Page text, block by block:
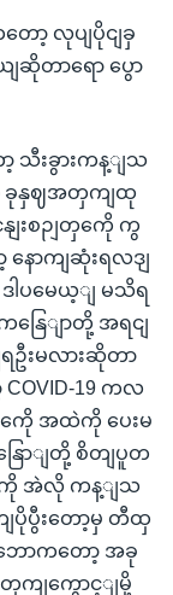
ော့ လုပျပိုငျခှ
တာရော ပွော
ာ့ သီးခွားကန့ျသ
ခုနှဈအတှကျထု
းစဉျတှကေို ကွ
ောကျဆုံးရလဒျ
ါပမေယ့ျ မသိရ
နြေျာတို့ အရငျ
ဦးမလားဆိုတာ
19 ကလ
ေို အထဲကို ပေးမ
ောျတို့ စိတျပူတ
ကေို အဲလို ကန့ျသ
ျပိုပွီးတော့မှ တီထှ
ဘောကတော့ အခု
တှကျကွောင့ျမို့